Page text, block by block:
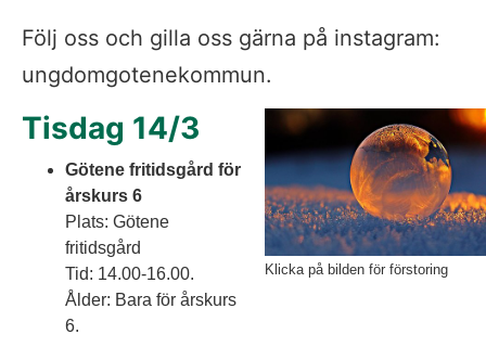
Följ oss och gilla oss gärna på instagram:
ungdomgotenekommun.
Klicka på bilden för förstoring
Tisdag 14/3
Götene fritidsgård för
årskurs 6
Plats: Götene
fritidsgård
Tid: 14.00-16.00.
Ålder: Bara för årskurs
6.